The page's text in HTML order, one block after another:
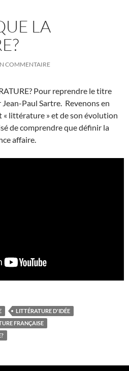
LA
COMMENTAIRE
Pour reprendre le titre
Jean-Paul Sartre. Revenons en
« littérature » et de son évolution
de comprendre que définir la
affaire.
ce que la littérature?
LITTÉRATURE D'IDÉE
FRANÇAISE